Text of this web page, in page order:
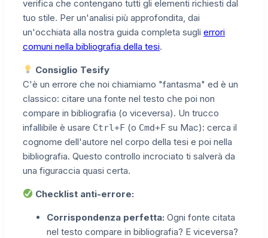
verifica che contengano tutti gli elementi richiesti dal
tuo stile. Per un'analisi più approfondita, dai
un'occhiata alla nostra guida completa sugli errori
comuni nella bibliografia della tesi.
Consiglio Tesify
C'è un errore che noi chiamiamo "fantasma" ed è un
classico: citare una fonte nel testo che poi non
compare in bibliografia (o viceversa). Un trucco
infallibile è usare Ctrl+F (o Cmd+F su Mac): cerca il
cognome dell'autore nel corpo della tesi e poi nella
bibliografia. Questo controllo incrociato ti salverà da
una figuraccia quasi certa.
Checklist anti-errore:
Corrispondenza perfetta: Ogni fonte citata
nel testo compare in bibliografia? E viceversa?